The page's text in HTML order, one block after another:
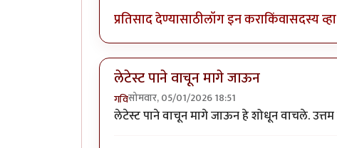
प्रतिसाद देण्यासाठीलॉग इन कराकिंवासदस्य व्हा
लेटेस्ट पाने वाचून मागे जाऊन
गविसोमवार, 05/01/2026 18:51
लेटेस्ट पाने वाचून मागे जाऊन हे शोधून वाचले. उत्तम